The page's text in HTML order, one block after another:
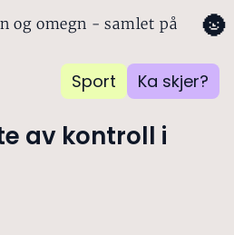
og omegn - samlet på
Sport Ka skjer?
🌚
av kontroll i